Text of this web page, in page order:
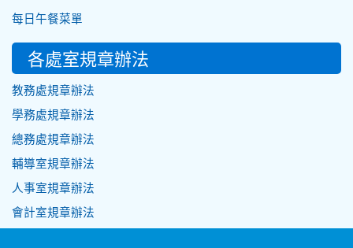
每日午餐菜單
各處室規章辦法
教務處規章辦法
學務處規章辦法
總務處規章辦法
輔導室規章辦法
人事室規章辦法
會計室規章辦法